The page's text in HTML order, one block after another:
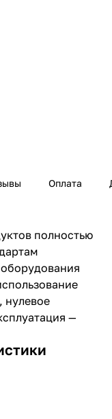
Оплата
полностью
нулевое
—